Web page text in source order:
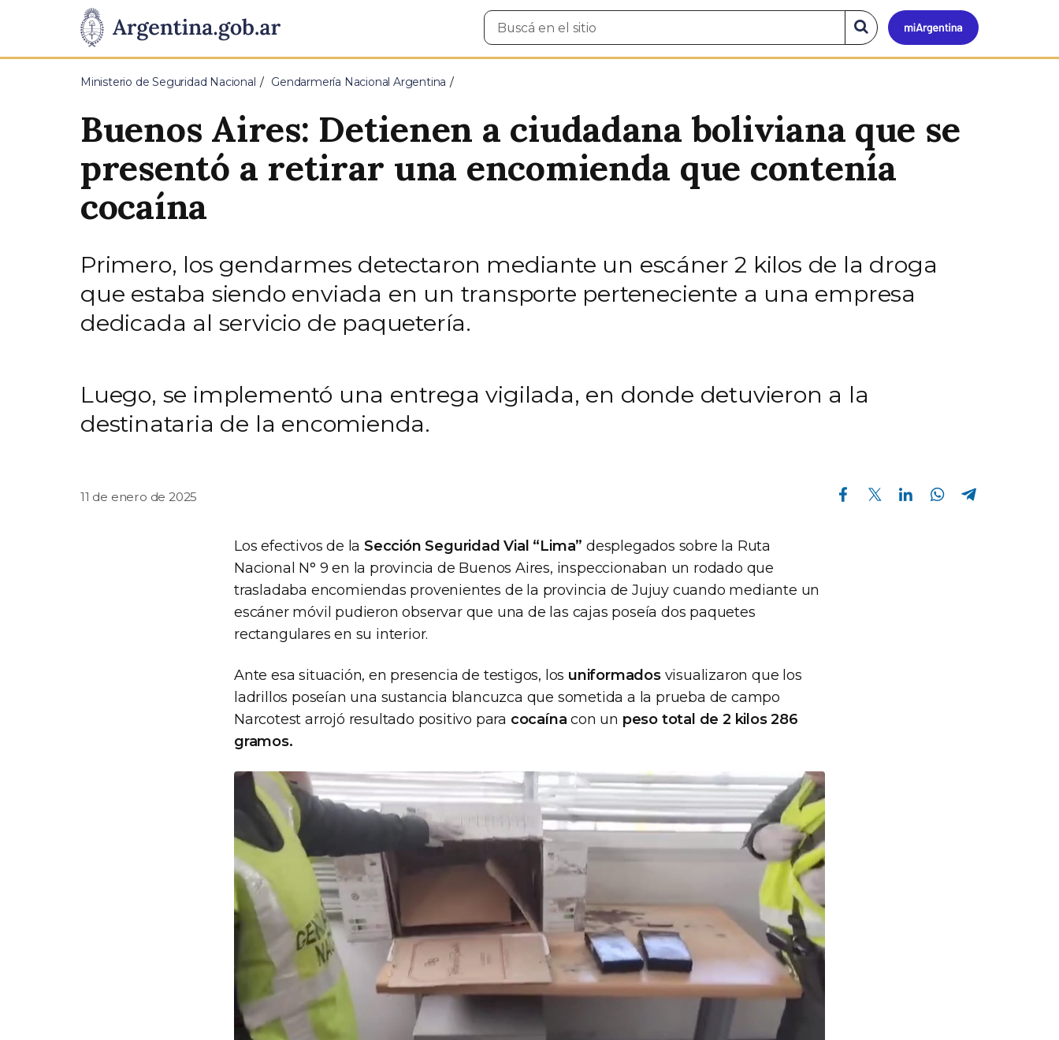
Presidencia
de
Pasar al contenido principal
Mi
Buscar
en
Buscar
en
el
Ministerio de Seguridad Nacional Gendarmería Nacional Argentina
Buenos Aires: Detienen a ciudadana boliviana que se
presentó a retirar una encomienda que contenía
cocaína
Primero, los gendarmes detectaron mediante un escáner 2 kilos de la droga
que estaba siendo enviada en un transporte perteneciente a una empresa
dedicada al servicio de paquetería.
Luego, se implementó una entrega vigilada, en donde detuvieron a la
destinataria de la encomienda.
11 de enero de 2025
Compartir en Facebook Compartir en Twitter Compartir en Linkedin Compartir en Whatsapp
Los efectivos de la Sección Seguridad Vial “Lima” desplegados sobre la Ruta
Nacional N° 9 en la provincia de Buenos Aires, inspeccionaban un rodado que
trasladaba encomiendas provenientes de la provincia de Jujuy cuando mediante un
escáner móvil pudieron observar que una de las cajas poseía dos paquetes
rectangulares en su interior.
Ante esa situación, en presencia de testigos, los uniformadosvisualizaron que los
ladrillos poseían una sustancia blancuzca que sometida a la prueba de campo
Narcotest arrojó resultado positivo para cocaína con un peso total de 2 kilos 286
gramos.